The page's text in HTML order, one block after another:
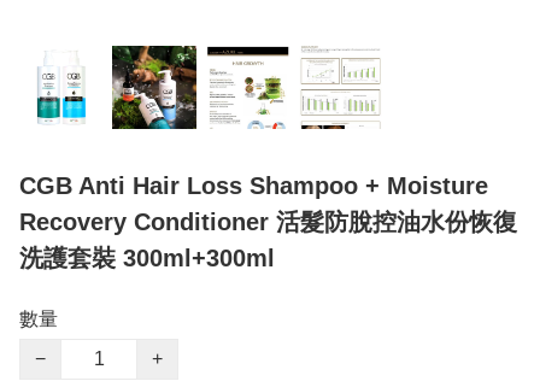
CGB Anti Hair Loss Shampoo + Moisture
Recovery Conditioner 活髮防脫控油水份恢復
洗護套裝 300ml+300ml
數量
−
+